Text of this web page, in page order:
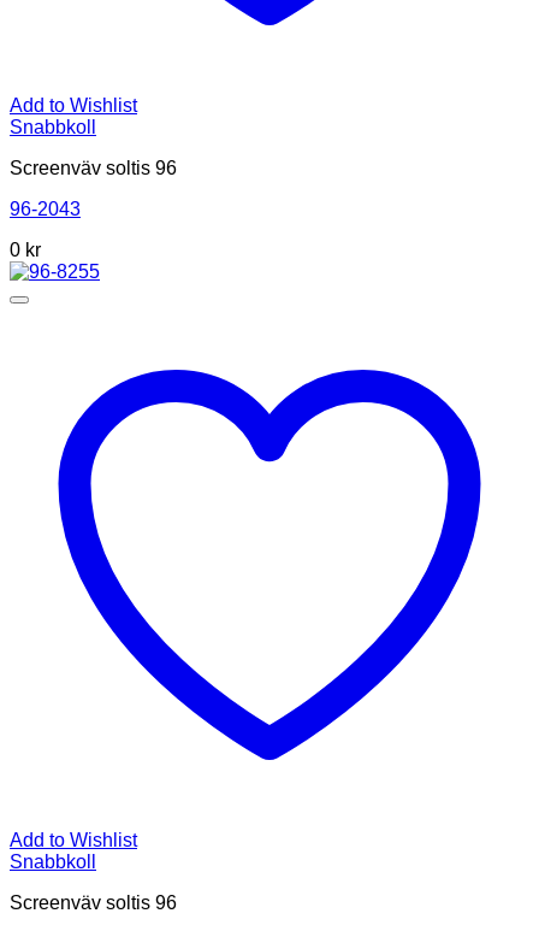
Add to Wishlist
Snabbkoll
Screenväv soltis 96
96-2043
0 kr
Add to Wishlist
Snabbkoll
Screenväv soltis 96